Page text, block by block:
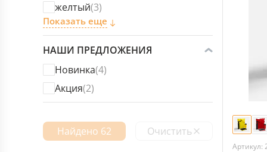
желтый(3)
Показать еще
НАШИ ПРЕДЛОЖЕНИЯ
Новинка(4)
Акция(2)
Найдено 62 Очистить
Артикул: